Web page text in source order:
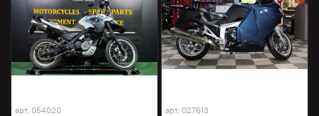
арт. 054020 арт. 027613